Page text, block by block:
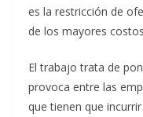
es la restricción de
de los mayores
El trabajo trata de
provoca entre las
que tienen que